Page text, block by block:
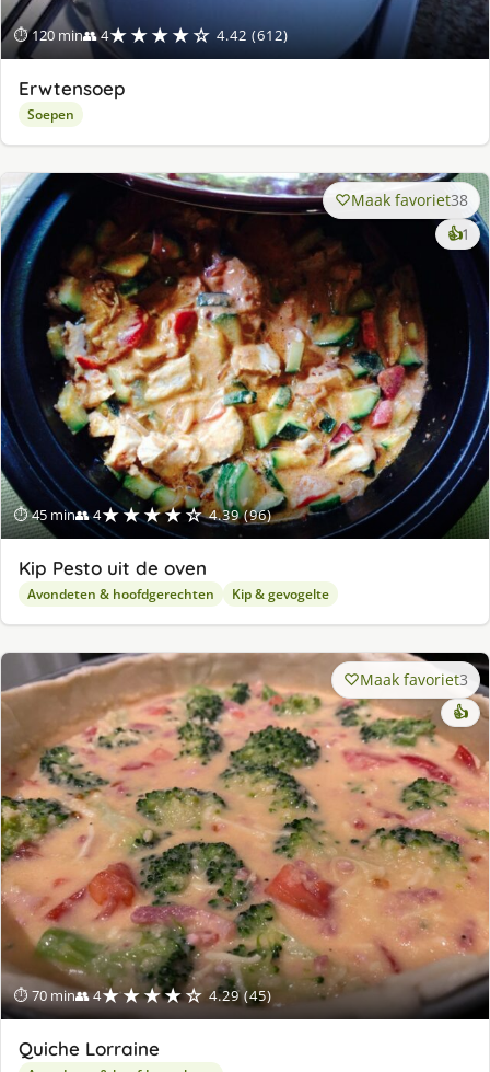
⏱ 120 min👥 4★★★★☆ 4.42 (612)
Erwtensoep
Soepen
⏱ 45 min👥 4★★★★☆ 4.39 (96)
Maak favoriet38
👍1
Kip Pesto uit de oven
Avondeten & hoofdgerechten Kip & gevogelte
⏱ 70 min👥 4★★★★☆ 4.29 (45)
Maak favoriet3
👍
Quiche Lorraine